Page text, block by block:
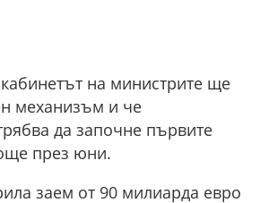
на министрите ще
механизъм и че
да започне първите
през юни.
заем от 90 милиарда евро